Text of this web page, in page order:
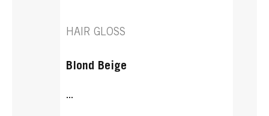
HAIR GLOSS
Blond Beige
...